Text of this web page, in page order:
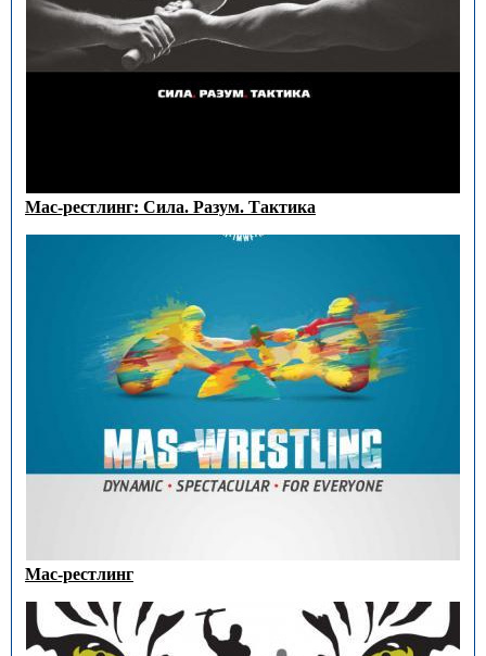
Мас-рестлинг: Сила. Разум. Тактика
Мас-рестлинг